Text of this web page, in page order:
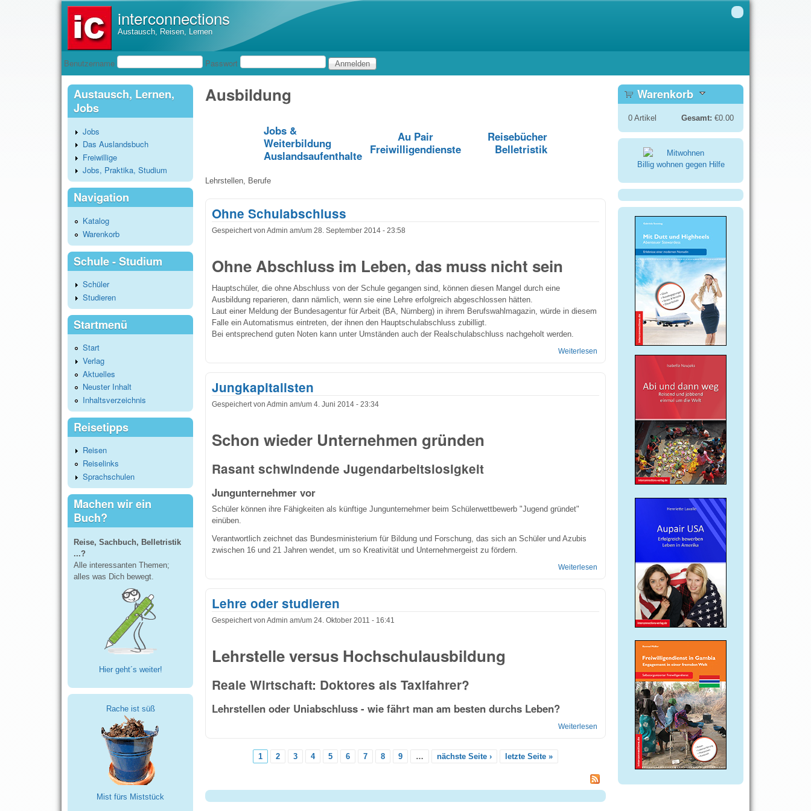
interconnections
Austausch, Reisen, Lernen
Benutzeranmeldung
Benutzername Passwort
Ausbildung
Jobs &
Weiterbildung
Auslandsaufenthalte
Au Pair
Freiwilligendienste
Reisebücher
Belletristik
Lehrstellen, Berufe
Ohne Schulabschluss
Gespeichert von Admin am/um 28. September 2014 - 23:58
Ohne Abschluss im Leben, das muss nicht sein
Hauptschüler, die ohne Abschluss von der Schule gegangen sind, können diesen Mangel durch eine
Ausbildung reparieren, dann nämlich, wenn sie eine Lehre erfolgreich abgeschlossen hätten.
Laut einer Meldung der Bundesagentur für Arbeit (BA, Nürnberg) in ihrem Berufswahlmagazin, würde in diesem
Falle ein Automatismus eintreten, der ihnen den Hauptschulabschluss zubilligt.
Bei entsprechend guten Noten kann unter Umständen auch der Realschulabschluss nachgeholt werden.
Weiterlesen
Jungkapitalisten
Gespeichert von Admin am/um 4. Juni 2014 - 23:34
Schon wieder Unternehmen gründen
Rasant schwindende Jugendarbeitslosigkeit
Jungunternehmer vor
Schüler können ihre Fähigkeiten als künftige Jungunternehmer beim Schülerwettbewerb "Jugend gründet"
einüben.
Verantwortlich zeichnet das Bundesministerium für Bildung und Forschung, das sich an Schüler und Azubis
zwischen 16 und 21 Jahren wendet, um so Kreativität und Unternehmergeist zu fördern.
Weiterlesen über Jungkapitalisten
Lehre oder studieren
Gespeichert von Admin am/um 24. Oktober 2011 - 16:41
Lehrstelle versus Hochschulausbildung
Reale Wirtschaft: Doktores als Taxifahrer?
Lehrstellen oder Uniabschluss - wie fährt man am besten durchs Leben?
Weiterlesen über Lehre oder studieren
1 2 3 4 5 6 7 8 9 … nächste Seite › letzte Seite »
Austausch, Lernen,
Jobs
Jobs
Das Auslandsbuch
Freiwillige
Jobs, Praktika, Studium
Navigation
Katalog
Warenkorb
Schule - Studium
Schüler
Studieren
Startmenü
Start
Verlag
Aktuelles
Neuster Inhalt
Inhaltsverzeichnis
Reisetipps
Reisen
Reiselinks
Sprachschulen
Machen wir ein
Buch?
Reise, Sachbuch, Belletristik
...?
Alle interessanten Themen;
alles was Dich bewegt.
Hier geht´s weiter!
Rache ist süß
Mist fürs Miststück
Warenkorb
0Artikel Gesamt: €0.00
Billig wohnen gegen Hilfe